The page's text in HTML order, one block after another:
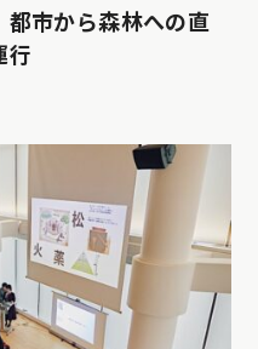
都市から森林への直
行